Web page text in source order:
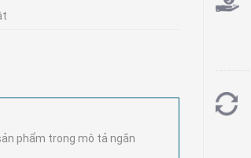
phẩm trong mô tả ngắn